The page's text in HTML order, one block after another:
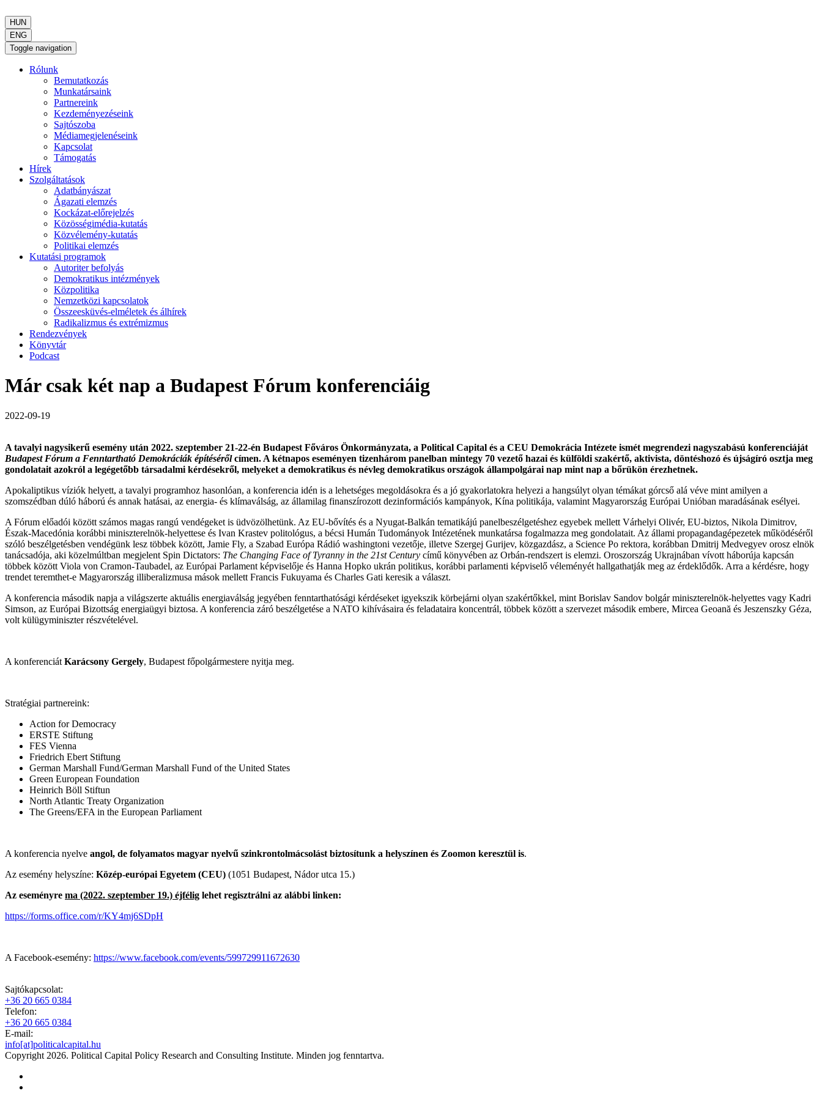
HUN
ENG
Toggle navigation
Rólunk
Bemutatkozás
Munkatársaink
Partnereink
Kezdeményezéseink
Sajtószoba
Médiamegjelenéseink
Kapcsolat
Támogatás
Hírek
Szolgáltatások
Adatbányászat
Ágazati elemzés
Kockázat-előrejelzés
Közösségimédia-kutatás
Közvélemény-kutatás
Politikai elemzés
Kutatási programok
Autoriter befolyás
Demokratikus intézmények
Közpolitika
Nemzetközi kapcsolatok
Összeesküvés-elméletek és álhírek
Radikalizmus és extrémizmus
Rendezvények
Könyvtár
Podcast
Már csak két nap a Budapest Fórum konferenciáig
2022-09-19
A tavalyi nagysikerű esemény után 2022. szeptember 21-22-én Budapest Főváros Önkormányzata, a Political Capital és a CEU Demokrácia Intézete ismét megrendezi nagyszabású konferenciáját
Budapest Fórum a Fenntartható Demokráciák építésérőlcímen. A kétnapos eseményen tizenhárom panelban mintegy 70 vezető hazai és külföldi szakértő, aktivista, döntéshozó és újságíró osztja meg
gondolatait azokról a legégetőbb társadalmi kérdésekről, melyeket a demokratikus és névleg demokratikus országok állampolgárai nap mint nap a bőrükön érezhetnek.
Apokaliptikus víziók helyett, a tavalyi programhoz hasonlóan, a konferencia idén is a lehetséges megoldásokra és a jó gyakorlatokra helyezi a hangsúlyt olyan témákat górcső alá véve mint amilyen a
szomszédban dúló háború és annak hatásai, az energia- és klímaválság, az államilag finanszírozott dezinformációs kampányok, Kína politikája, valamint Magyarország Európai Unióban maradásának esélyei.
A Fórum előadói között számos magas rangú vendégeket is üdvözölhetünk. Az EU-bővítés és a Nyugat-Balkán tematikájú panelbeszélgetéshez egyebek mellett Várhelyi Olivér, EU-biztos, Nikola Dimitrov,
Észak-Macedónia korábbi miniszterelnök-helyettese és Ivan Krastev politológus, a bécsi Humán Tudományok Intézetének munkatársa fogalmazza meg gondolatait. Az állami propagandagépezetek működéséről
szóló beszélgetésben vendégünk lesz többek között, Jamie Fly, a Szabad Európa Rádió washingtoni vezetője, illetve Szergej Gurijev, közgazdász, a Science Po rektora, korábban Dmitrij Medvegyev orosz elnök
tanácsadója, aki közelmúltban megjelent Spin Dictators: The Changing Face of Tyranny in the 21st Century című könyvében az Orbán-rendszert is elemzi. Oroszország Ukrajnában vívott háborúja kapcsán
többek között Viola von Cramon-Taubadel, az Európai Parlament képviselője és Hanna Hopko ukrán politikus, korábbi parlamenti képviselő véleményét hallgathatják meg az érdeklődők. Arra a kérdésre, hogy
trendet teremthet-e Magyarország illiberalizmusa mások mellett Francis Fukuyama és Charles Gati keresik a választ.
A konferencia második napja a világszerte aktuális energiaválság jegyében fenntarthatósági kérdéseket igyekszik körbejárni olyan szakértőkkel, mint Borislav Sandov bolgár miniszterelnök-helyettes vagy Kadri
Simson, az Európai Bizottság energiaügyi biztosa. A konferencia záró beszélgetése a NATO kihívásaira és feladataira koncentrál, többek között a szervezet második embere, Mircea Geoană és Jeszenszky Géza,
volt külügyminiszter részvételével.
A konferenciát Karácsony Gergely, Budapest főpolgármestere nyitja meg.
Stratégiai partnereink:
Action for Democracy
ERSTE Stiftung
FES Vienna
Friedrich Ebert Stiftung
German Marshall Fund/German Marshall Fund of the United States
Green European Foundation
Heinrich Böll Stiftun
North Atlantic Treaty Organization
The Greens/EFA in the European Parliament
A konferencia nyelve angol, de folyamatos magyar nyelvű szinkrontolmácsolást biztosítunk a helyszínen és Zoomon keresztül is.
Az esemény helyszíne: Közép-európai Egyetem (CEU) (1051 Budapest, Nádor utca 15.)
Az eseményre ma (2022. szeptember 19.) éjfélig lehet regisztrálni az alábbi linken:
https://forms.office.com/r/KY4mj6SDpH
A Facebook-esemény: https://www.facebook.com/events/599729911672630
Sajtókapcsolat:
+36 20 665 0384
Telefon:
+36 20 665 0384
E-mail:
info[at]politicalcapital.hu
Copyright 2026. Political Capital Policy Research and Consulting Institute. Minden jog fenntartva.